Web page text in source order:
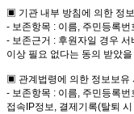
▣ 기관 내부 방침에 의한 정
- 보존항목 : 이름, 주민등록번
- 보존근거 : 후원자일 경우
이상 필요 없다는 동의 받았
▣ 관계법령에 의한 정보보유
- 보존항목 : 이름, 주민등록
접속IP정보, 결제기록(탈퇴